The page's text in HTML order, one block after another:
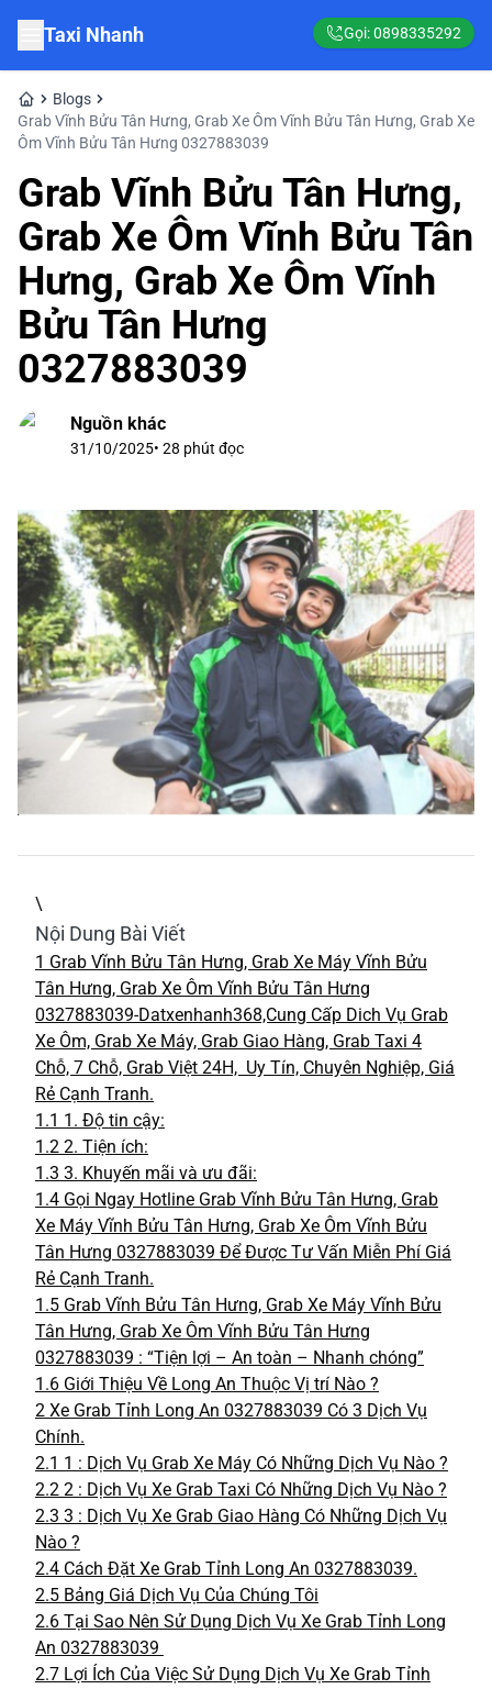
Taxi Nhanh Gọi:0898335292
Blogs
Grab Vĩnh Bửu Tân Hưng, Grab Xe Ôm Vĩnh Bửu Tân Hưng, Grab Xe
Ôm Vĩnh Bửu Tân Hưng 0327883039
Grab Vĩnh Bửu Tân Hưng,
Grab Xe Ôm Vĩnh Bửu Tân
Hưng, Grab Xe Ôm Vĩnh
Bửu Tân Hưng
0327883039
Nguồn khác
31/10/2025• 28 phút đọc
\
Nội Dung Bài Viết
1 Grab Vĩnh Bửu Tân Hưng, Grab Xe Máy Vĩnh Bửu
Tân Hưng, Grab Xe Ôm Vĩnh Bửu Tân Hưng
0327883039-Datxenhanh368,Cung Cấp Dich Vụ Grab
Xe Ôm, Grab Xe Máy, Grab Giao Hàng, Grab Taxi 4
Chỗ, 7 Chỗ, Grab Việt 24H, Uy Tín, Chuyên Nghiệp, Giá
Rẻ Cạnh Tranh.
1.1 1. Độ tin cậy:
1.2 2. Tiện ích:
1.3 3. Khuyến mãi và ưu đãi:
1.4 Gọi Ngay Hotline Grab Vĩnh Bửu Tân Hưng, Grab
Xe Máy Vĩnh Bửu Tân Hưng, Grab Xe Ôm Vĩnh Bửu
Tân Hưng 0327883039 Để Được Tư Vấn Miễn Phí Giá
Rẻ Cạnh Tranh.
1.5 Grab Vĩnh Bửu Tân Hưng, Grab Xe Máy Vĩnh Bửu
Tân Hưng, Grab Xe Ôm Vĩnh Bửu Tân Hưng
0327883039 : “Tiện lợi – An toàn – Nhanh chóng”
1.6 Giới Thiệu Về Long An Thuộc Vị trí Nào ?
2 Xe Grab Tỉnh Long An 0327883039 Có 3 Dịch Vụ
Chính.
2.1 1 : Dịch Vụ Grab Xe Máy Có Những Dịch Vụ Nào ?
2.2 2 : Dịch Vụ Xe Grab Taxi Có Những Dịch Vụ Nào ?
2.3 3 : Dịch Vụ Xe Grab Giao Hàng Có Những Dịch Vụ
Nào ?
2.4 Cách Đặt Xe Grab Tỉnh Long An 0327883039.
2.5 Bảng Giá Dịch Vụ Của Chúng Tôi
2.6 Tại Sao Nên Sử Dụng Dịch Vụ Xe Grab Tỉnh Long
An 0327883039
2.7 Lợi Ích Của Việc Sử Dụng Dịch Vụ Xe Grab Tỉnh